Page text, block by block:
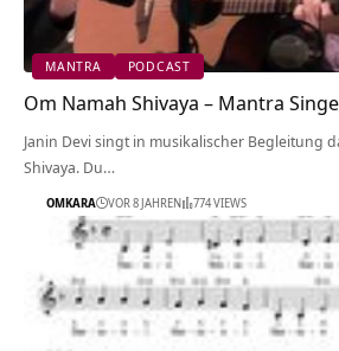
MANTRA PODCAST
Om Namah Shivaya – Mantra
Janin Devi singt in musikalischer Begleitung
Shivaya. Du…
OMKARA VOR 8 JAHREN 774 VIEWS